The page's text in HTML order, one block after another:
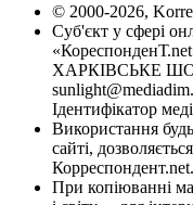
© 2000-2026,
Суб'єкт у сфері
ХАРКІВСЬКЕ
Ідентифікатор
Використання
сайті,
Корреспондент.net.
При копіюванні